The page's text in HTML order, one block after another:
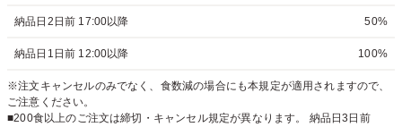
納品日2日前 17:00以降 50%
納品日1日前 12:00以降 100%
※注文キャンセルのみでなく、食数減の場合にも本規定が適用されますので、
ご注意ください。
■200食以上のご注文は締切・キャンセル規定が異なります。 納品日3日前